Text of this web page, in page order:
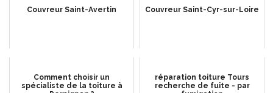
Couvreur Saint-Avertin Couvreur Saint-Cyr-sur-Loire
Comment choisir un
spécialiste de la toiture à
réparation toiture Tours
recherche de fuite - par